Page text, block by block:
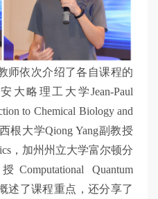
师依次介绍了各自课程的
大略理工大学Jean-Paul
to Chemical Biology and
根大学Qiong Yang副教授
，加州州立大学富尔顿分
Quantum
述了课程重点，还分享了